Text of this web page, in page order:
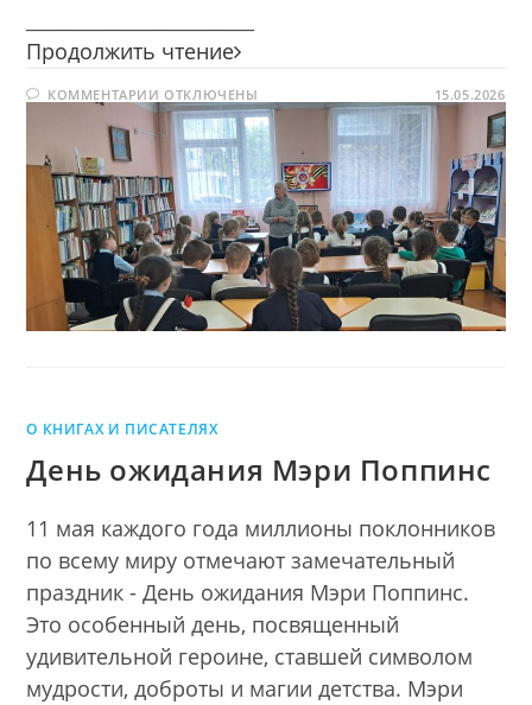
Продолжить чтение Три
Алексей
Маресьев
КОММЕНТАРИИ К
ЗАПИСИ
ТРИ
ПОДВИГА.
АЛЕКСЕЙ
МАРЕСЬЕВ
ОТКЛЮЧЕНЫ 15.05.2026
О КНИГАХ И ПИСАТЕЛЯХ
День ожидания Мэри Поппинс
11 мая каждого года миллионы поклонников
по всему миру отмечают замечательный
праздник - День ожидания Мэри Поппинс.
Это особенный день, посвященный
удивительной героине, ставшей символом
мудрости, доброты и магии детства. Мэри